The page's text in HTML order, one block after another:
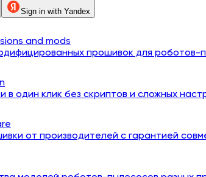
Sign in with Yandex
and mods
прошивок для роботов-
в один клик без скриптов и сложных
от производителей с гарантией